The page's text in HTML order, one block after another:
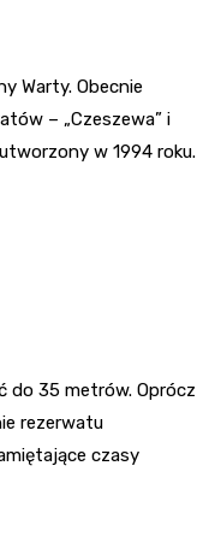
Warty. Obecnie
– „Czeszewa” i
w 1994 roku.
do 35 metrów. Oprócz
rezerwatu
czasy